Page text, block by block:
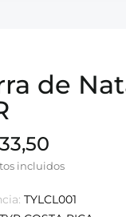
de
incluidos
TYLCL001